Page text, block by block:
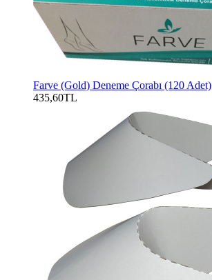
Farve (Gold) Deneme Çorabı (120 Adet)
435,60TL